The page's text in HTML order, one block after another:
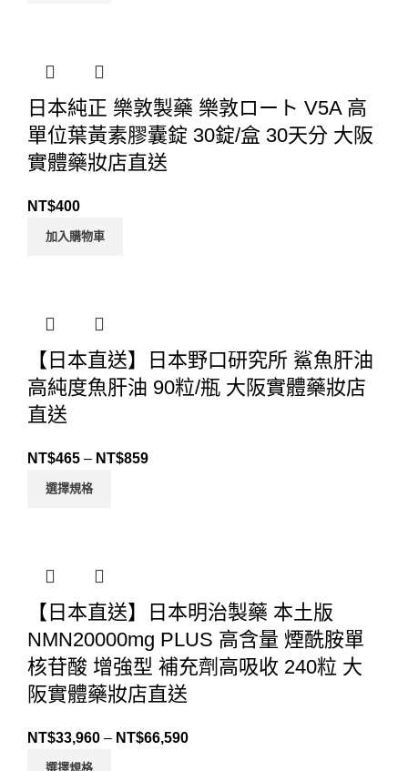
日本純正 樂敦製藥 樂敦ロート V5A 高
單位葉黃素膠囊錠 30錠/盒 30天分 大阪
實體藥妝店直送
NT$400
加入購物車
【日本直送】日本野口研究所 鯊魚肝油
高純度魚肝油 90粒/瓶 大阪實體藥妝店
直送
NT$465 – NT$859
選擇規格
【日本直送】日本明治製藥 本土版
NMN20000mg PLUS 高含量 煙酰胺單
核苷酸 增強型 補充劑高吸收 240粒 大
阪實體藥妝店直送
NT$33,960 – NT$66,590
選擇規格